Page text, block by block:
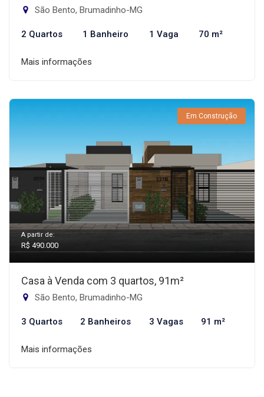
São Bento, Brumadinho-MG
2 Quartos 1 Banheiro 1 Vaga 70 m²
Mais informações
Em Construção
A partir de:
R$ 490.000
Casa à Venda com 3 quartos, 91m²
São Bento, Brumadinho-MG
3 Quartos 2 Banheiros 3 Vagas 91 m²
Mais informações